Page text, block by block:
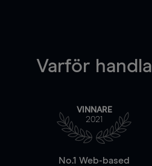
Varför handla
VINNARE
2021
No.1 Web-based